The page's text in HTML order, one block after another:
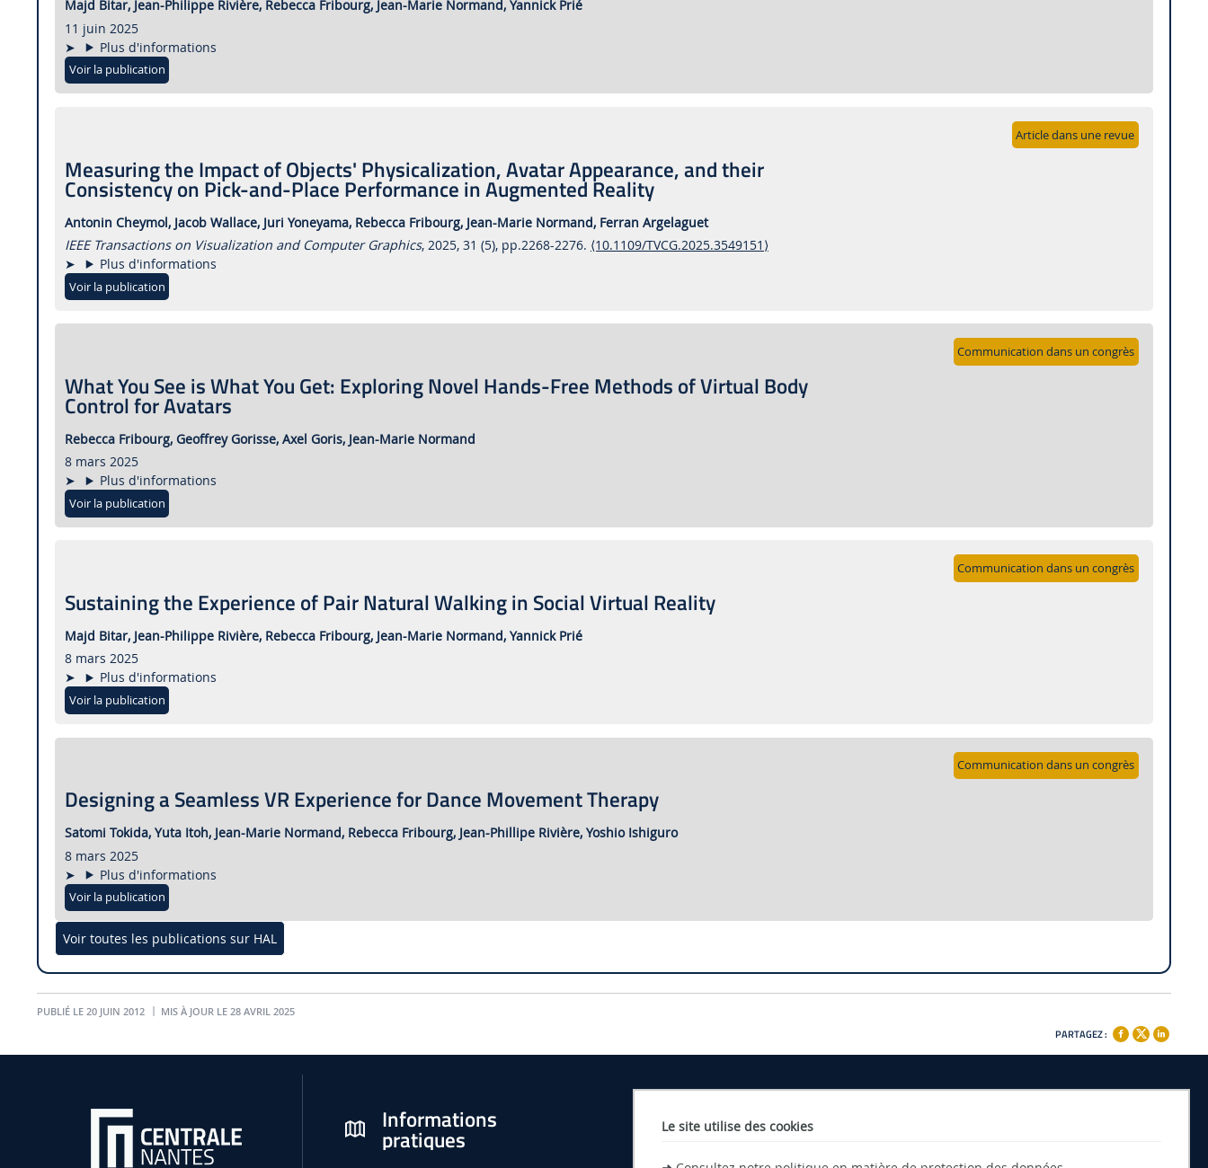
Le site utilise des cookies
Majd Bitar, Jean-Philippe Rivière, Rebecca Fribourg, Jean-Marie Normand, Yannick Prié
11 juin 2025
Plus d'informations
Voir la publication
Measuring the Impact of Objects' Physicalization, Avatar Appearance, and their
Consistency on Pick-and-Place Performance in Augmented Reality
Article dans une revue
Antonin Cheymol, Jacob Wallace, Juri Yoneyama, Rebecca Fribourg, Jean-Marie Normand, Ferran Argelaguet
IEEE Transactions on Visualization and Computer Graphics, 2025, 31 (5), pp.2268-2276. ⟨10.1109/TVCG.2025.3549151⟩
Plus d'informations
Voir la publication
What You See is What You Get: Exploring Novel Hands-Free Methods of Virtual Body
Control for Avatars
Communication dans un congrès
Rebecca Fribourg, Geoffrey Gorisse, Axel Goris, Jean-Marie Normand
8 mars 2025
Plus d'informations
Voir la publication
Sustaining the Experience of Pair Natural Walking in Social Virtual Reality
Communication dans un congrès
Majd Bitar, Jean-Philippe Rivière, Rebecca Fribourg, Jean-Marie Normand, Yannick Prié
8 mars 2025
Plus d'informations
Voir la publication
Designing a Seamless VR Experience for Dance Movement Therapy
Communication dans un congrès
Satomi Tokida, Yuta Itoh, Jean-Marie Normand, Rebecca Fribourg, Jean-Phillipe Rivière, Yoshio Ishiguro
8 mars 2025
Plus d'informations
Voir la publication
Voir toutes les publications sur HAL
PUBLIÉ LE 20 JUIN 2012 MIS À JOUR LE 28 AVRIL 2025
PARTAGEZ :
Informations
pratiques